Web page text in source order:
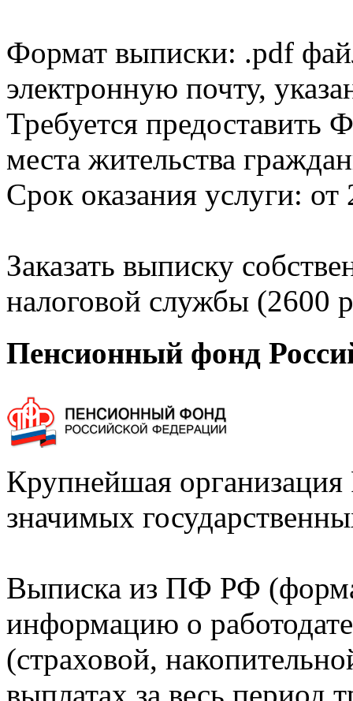
Формат выписки: .pdf
электронную почту,
Требуется
места жительства
Срок оказания услуги: от
Заказать выписку
налоговой службы (2600
Пенсионный фонд
Крупнейшая
значимых
Выписка из ПФ РФ
информацию о
(страховой,
выплатах за весь период